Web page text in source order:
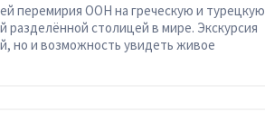
перемирия ООН на греческую и турецкую
разделённой столицей в мире. Экскурсия
но и возможность увидеть живое